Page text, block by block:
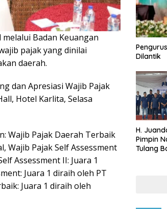
Badan Keuangan
pajak yang dinilai
daerah.
dan Apresiasi Wajib Pajak
Hotel Karlita, Selasa
Wajib Pajak Daerah Terbaik
Wajib Pajak Self Assessment
Assessment II: Juara 1
Juara 1 diraih oleh PT
Juara 1 diraih oleh
Dilantik
H.
Pimpin
Tulang